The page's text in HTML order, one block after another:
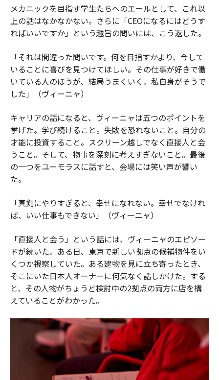
メカニックを目指す学生たちへのエールとして、これ以
上の話はなかなかない。さらに「CEOになるにはどうす
ればいいですか」という趣旨の問いには、こう返した。
「それは間違った問いです。何を目指すかより、今して
いることに喜びを見つけてほしい。その仕事が好きで働
いている人のほうが、結局うまくいく。私自身がそうで
した」（ヴィーニャ）
キャリアの話になると、ヴィーニャは五つのポイントを
挙げた。学び続けること。失敗を恐れないこと。自分の
才能に投資すること。スクリーン越しでなく直接人と会
うこと。そして、物事を深刻に考えすぎないこと。最後
の一つをユーモラスに話すと、会場には笑い声が響い
た。
「真剣にやりすぎると、幸せになれない。幸せでなけれ
ば、いい仕事もできない」（ヴィーニャ）
「直接人と会う」という話には、ヴィーニャのエピソー
ドが続いた。ある日、東京で新しい拠点の候補物件をい
くつか視察していた。ある建物を見に立ち寄ったとき、
そこにいた日本人オーナーに何気なく話しかけた。する
と、その人物がちょうど検討中の2拠点の両方に店を構
えていることがわかった。